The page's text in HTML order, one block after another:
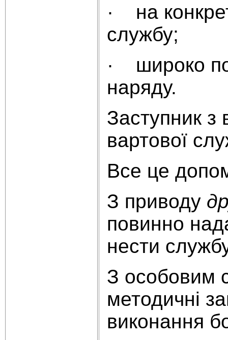
· на
службу;
· широко
наряду.
Заступник з
вартової
Все це
З приводу
повинно
нести
З особовим
методичні
виконання